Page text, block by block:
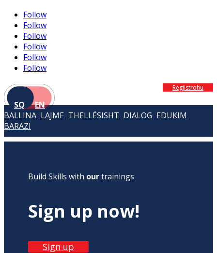
Follow
Follow
Follow
Follow
Follow
Follow
SQ EN
Regjistrohu
BALLINA LAJME THELLËSISHT DIALOG EDUKIM
BARAZI
Build Skills with ourtrainings
Sign up now!
Sign up